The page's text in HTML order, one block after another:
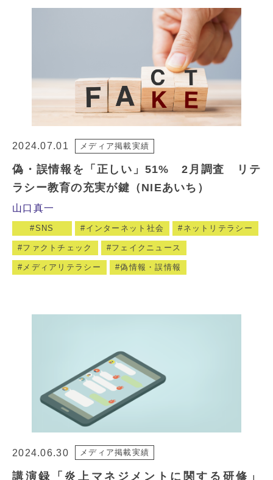
2024.07.01 メディア掲載実績
偽・誤情報を「正しい」51% 2月調査 リテ
ラシー教育の充実が鍵（NIEあいち）
山口真一
SNS インターネット社会 ネットリテラシー
ファクトチェック フェイクニュース
メディアリテラシー 偽情報・誤情報
2024.06.30 メディア掲載実績
講演録「炎上マネジメントに関する研修」